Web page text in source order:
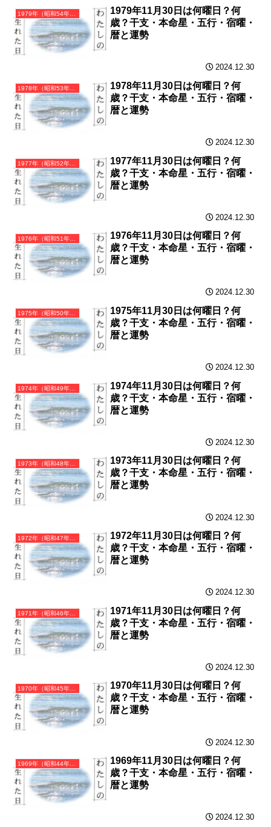
1979年（昭和54年）己未（つちのとひつじ）・未年（ひつじ年）カレンダー（月曜はじまり）
1979年11月30日は何曜日？何
歳？干支・本命星・五行・宿曜・
暦と運勢
2024.12.30
1978年（昭和53年）戊午（つちのえうま）・午年（うま年）カレンダー（月曜はじまり）
1978年11月30日は何曜日？何
歳？干支・本命星・五行・宿曜・
暦と運勢
2024.12.30
1977年（昭和52年）丁巳（ひのとみ）・巳年（へび年）カレンダー（月曜はじまり）
1977年11月30日は何曜日？何
歳？干支・本命星・五行・宿曜・
暦と運勢
2024.12.30
1976年（昭和51年）丙辰（ひのえたつ）・辰年（たつ年）カレンダー（月曜はじまり）
1976年11月30日は何曜日？何
歳？干支・本命星・五行・宿曜・
暦と運勢
2024.12.30
1975年（昭和50年）乙卯（きのとう）・卯年（うさぎ年）カレンダー（月曜はじまり）
1975年11月30日は何曜日？何
歳？干支・本命星・五行・宿曜・
暦と運勢
2024.12.30
1974年（昭和49年）甲寅（きのえとら）・寅年（とら年）カレンダー（月曜はじまり）
1974年11月30日は何曜日？何
歳？干支・本命星・五行・宿曜・
暦と運勢
2024.12.30
1973年（昭和48年）癸丑（みずのとうし）・丑年（うし年）カレンダー（月曜はじまり）
1973年11月30日は何曜日？何
歳？干支・本命星・五行・宿曜・
暦と運勢
2024.12.30
1972年（昭和47年）壬子（みずのえね）・子年（ねずみ年）カレンダー（月曜はじまり）
1972年11月30日は何曜日？何
歳？干支・本命星・五行・宿曜・
暦と運勢
2024.12.30
1971年（昭和46年）辛亥（かのとい）・亥年（いのしし年）カレンダー（月曜はじまり）
1971年11月30日は何曜日？何
歳？干支・本命星・五行・宿曜・
暦と運勢
2024.12.30
1970年（昭和45年）庚戌（かのえいぬ）・戌年（いぬ年）カレンダー（月曜はじまり）
1970年11月30日は何曜日？何
歳？干支・本命星・五行・宿曜・
暦と運勢
2024.12.30
1969年（昭和44年）己酉（つちのととり）・酉年（とり年）カレンダー（月曜はじまり）
1969年11月30日は何曜日？何
歳？干支・本命星・五行・宿曜・
暦と運勢
2024.12.30